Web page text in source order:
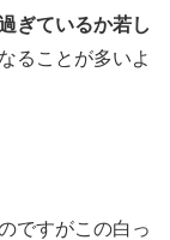
ぎているか若し
ることが多いよ
ですがこの白っ